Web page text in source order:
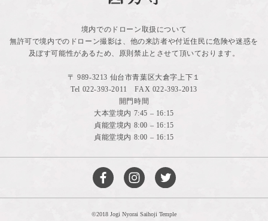
境内でのドローン取扱について
無許可で境内でのドローン撮影は、他の来訪者や付近住民に危険や迷惑を
及ぼす可能性があるため、原則禁止とさせて頂いております。
〒 989-3213 仙台市青葉区大倉字上下１
Tel 022-393-2011
FAX 022-393-2013
開門時間
大本堂境内 7:45 – 16:15
貞能堂境内 8:00 – 16:15
貞能堂境内 8:00 – 16:15
©2018 Jogi Nyorai Saihoji Temple